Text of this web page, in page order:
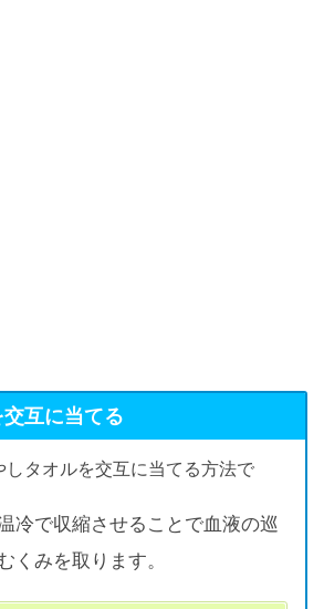
互に当てる
タオルを交互に当てる方法で
冷で収縮させることで血液の巡
くみを取ります。